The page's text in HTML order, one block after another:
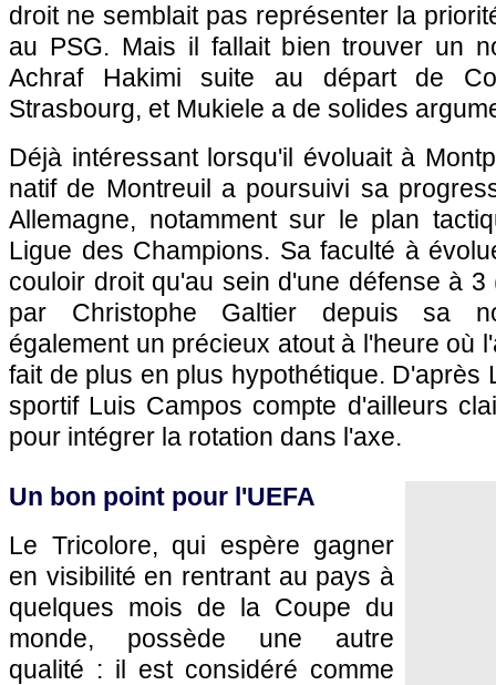
droit ne semblait pas représenter la
au PSG. Mais il fallait bien trouver un
Achraf Hakimi suite au départ de
Strasbourg, et Mukiele a de solides
Déjà intéressant lorsqu'il évoluait à
natif de Montreuil a poursuivi sa
Allemagne, notamment sur le plan
Ligue des Champions. Sa faculté à
couloir droit qu'au sein d'une défense à
par Christophe Galtier depuis sa
également un précieux atout à l'heure où
fait de plus en plus hypothétique. D'après
sportif Luis Campos compte d'ailleurs
pour intégrer la rotation dans l'axe.
Un bon point pour l'UEFA
Le Tricolore, qui espère gagner
en visibilité en rentrant au pays à
quelques mois de la Coupe du
monde, possède une autre
qualité : il est considéré comme